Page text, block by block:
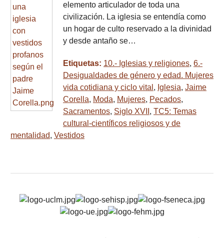
elemento articulador de toda una
civilización. La iglesia se entendía como
un hogar de culto reservado a la divinidad
y desde antaño se…
Etiquetas: 10.- Iglesias y religiones, 6.-
Desigualdades de género y edad. Mujeres
vida cotidiana y ciclo vital , Iglesia, Jaime
Corella, Moda, Mujeres, Pecados,
Sacramentos, Siglo XVII , TC5: Temas
cultural-científicos religiosos y de
mentalidad, Vestidos